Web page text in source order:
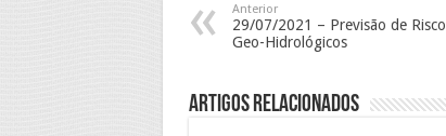
Anterior
29/07/2021 – Previsão de Risco
Geo-Hidrológicos
Artigos Relacionados